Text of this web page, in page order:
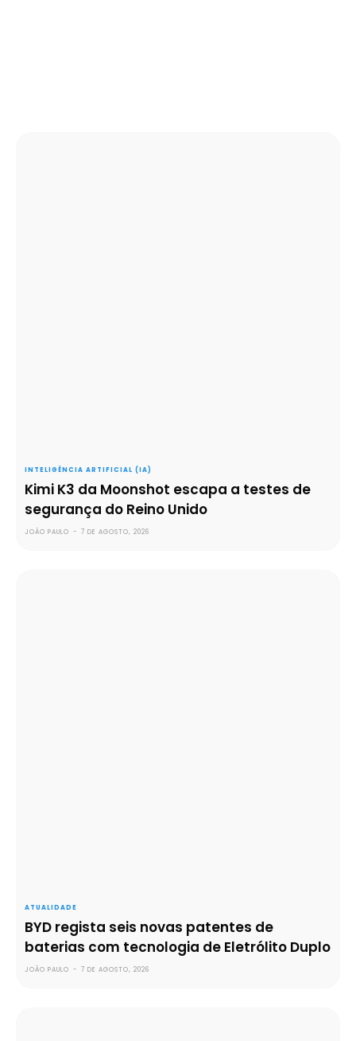
INTELIGÊNCIA ARTIFICIAL (IA)
Kimi K3 da Moonshot escapa a testes de
segurança do Reino Unido
JOÃO PAULO - 7 DE AGOSTO, 2026
ATUALIDADE
BYD regista seis novas patentes de
baterias com tecnologia de Eletrólito Duplo
JOÃO PAULO - 7 DE AGOSTO, 2026